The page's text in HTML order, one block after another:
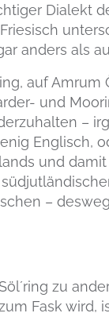
Dialekt
anders als
auf
und
–
Englisch,
und
–
zu
Fask wird,